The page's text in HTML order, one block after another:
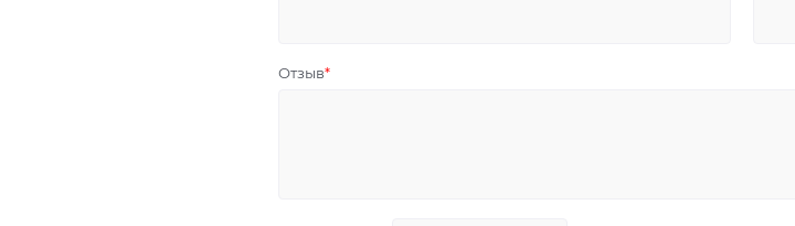
Отзыв